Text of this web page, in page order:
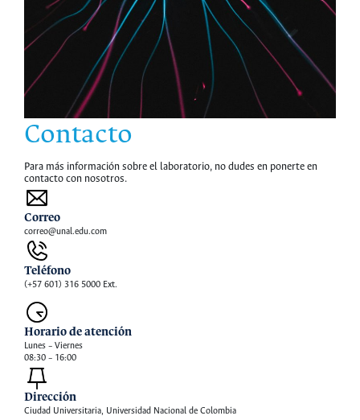
Contacto
Para más información sobre el laboratorio, no dudes en ponerte en
contacto con nosotros.
Correo
correo@unal.edu.com
Teléfono
(+57 601) 316 5000 Ext.
Horario de atención
Lunes – Viernes
08:30 – 16:00
Dirección
Ciudad Universitaria, Universidad Nacional de Colombia